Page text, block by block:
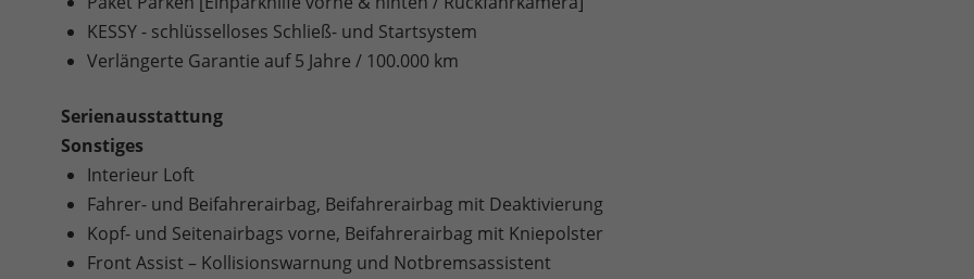
KESSY - schlüsselloses Schließ- und Startsystem
Verlängerte Garantie auf 5 Jahre / 100.000 km
Serienausstattung
Sonstiges
Interieur Loft
Fahrer- und Beifahrerairbag, Beifahrerairbag mit Deaktivierung
Kopf- und Seitenairbags vorne, Beifahrerairbag mit Kniepolster
Front Assist – Kollisionswarnung und Notbremsassistent